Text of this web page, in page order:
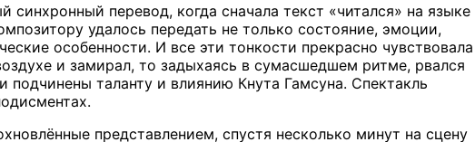
перевод, когда сначала текст «читался» на языке
удалось передать не только состояние, эмоции,
особенности. И все эти тонкости прекрасно чувствовала
и замирал, то задыхаясь в сумасшедшем ритме, рвался
таланту и влиянию Кнута Гамсуна. Спектакль
представлением, спустя несколько минут на сцену